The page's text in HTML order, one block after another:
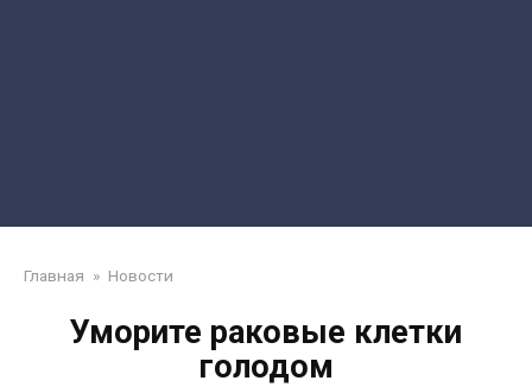
Главная » Новости
Уморите раковые клетки
голодом